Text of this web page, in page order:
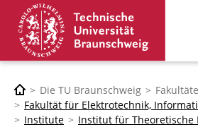
Die TU Braunschweig
Fakultät für Elektrotechnik,
Institute
Institut für Theoretische